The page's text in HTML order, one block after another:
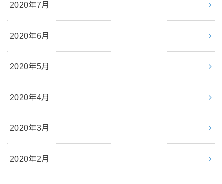
2020年7月
2020年6月
2020年5月
2020年4月
2020年3月
2020年2月